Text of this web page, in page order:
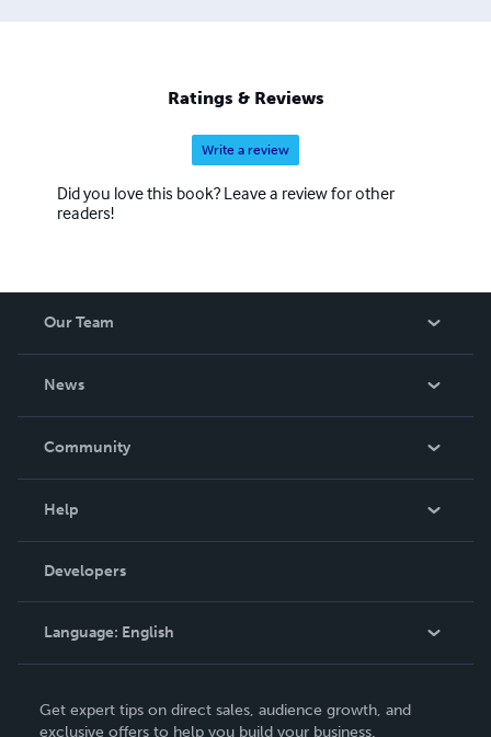
Ratings & Reviews
Write a review
Did you love this book? Leave a review for other
readers!
Our Team
News
In The News
Community
Podcast
Help
Order Lookup
Knowledge Base
Contact Support
Developers
Language: English
Deutsch
Get expert tips on direct sales, audience growth, and
exclusive offers to help you build your business.